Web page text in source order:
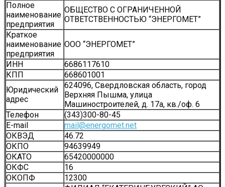
Полное
наименование
предприятия
ОБЩЕСТВО С ОГРАНИЧЕННОЙ
ОТВЕТСТВЕННОСТЬЮ “ЭНЕРГОМЕТ”
Краткое
наименование
предприятия
ООО “ЭНЕРГОМЕТ”
ИНН
6686117610
КПП
668601001
Юридический
адрес
624096, Свердловская область, город
Верхняя Пышма, улица
Машиностроителей, д. 17а, кв./оф. 6
Телефон
(343)300-80-45
Е-mail
mail@energomet.net
ОКВЭД
46.72
ОКПО
94639949
ОКАТО
65420000000
ОКФС
16
ОКОПФ
12300